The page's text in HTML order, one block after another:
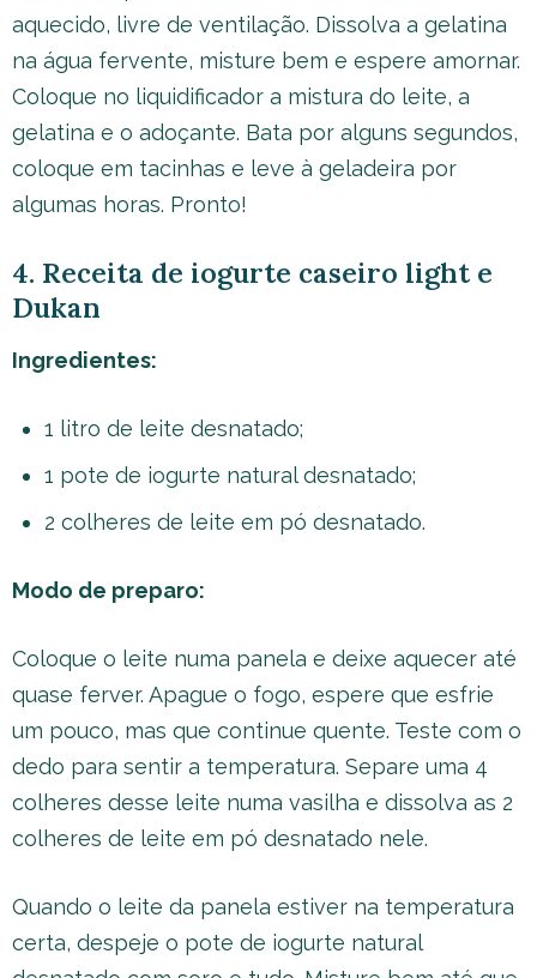
aquecido, livre de ventilação. Dissolva a gelatina
na água fervente, misture bem e espere amornar.
Coloque no liquidificador a mistura do leite, a
gelatina e o adoçante. Bata por alguns segundos,
coloque em tacinhas e leve à geladeira por
algumas horas. Pronto!
4. Receita de iogurte caseiro light e
Dukan
Ingredientes:
1 litro de leite desnatado;
1 pote de iogurte natural desnatado;
2 colheres de leite em pó desnatado.
Modo de preparo:
Coloque o leite numa panela e deixe aquecer até
quase ferver. Apague o fogo, espere que esfrie
um pouco, mas que continue quente. Teste com o
dedo para sentir a temperatura. Separe uma 4
colheres desse leite numa vasilha e dissolva as 2
colheres de leite em pó desnatado nele.
Quando o leite da panela estiver na temperatura
certa, despeje o pote de iogurte natural